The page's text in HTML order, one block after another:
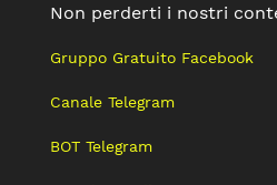
Non perderti i nostri
Gruppo Gratuito Facebook
Canale Telegram
BOT Telegram